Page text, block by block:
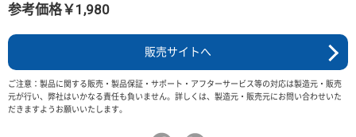
参考価格￥1,980
販売サイトへ
ご注意：製品に関する販売・製品保証・サポート・アフターサービス等の対応は製造元・販売
元が行い、弊社はいかなる責任も負いません。詳しくは、製造元・販売元にお問い合わせいた
だきますようお願いいたします。